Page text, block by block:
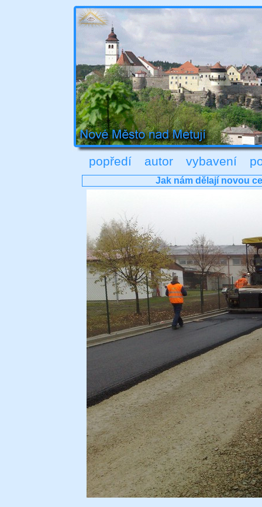
popředí autor vybavení
Jak nám dělají novou